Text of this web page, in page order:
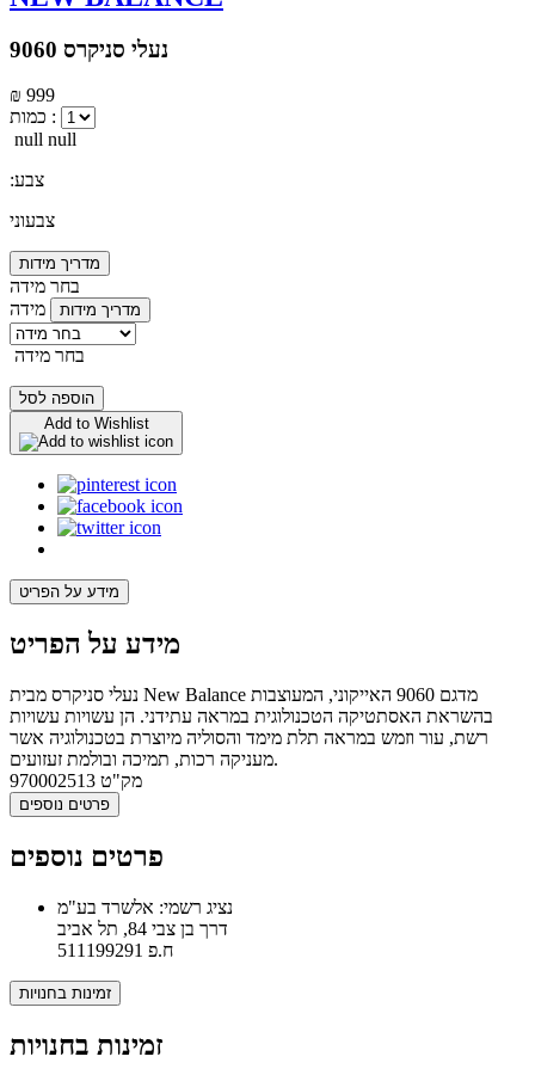
נעלי סניקרס 9060
₪ 999
כמות :
null null
:צבע
צבעוני
מדריך מידות
בחר מידה
מידה
מדריך מידות
בחר מידה
הוספה לסל
Add to Wishlist
מידע על הפריט
מידע על הפריט
נעלי סניקרס מבית New Balance מדגם 9060 האייקוני, המעוצבות
בהשראת האסתטיקה הטכנולוגית במראה עתידני. הן עשויות עשויות
רשת, עור וזמש במראה תלת מימד והסוליה מיוצרת בטכנולוגיה אשר
מעניקה רכות, תמיכה ובולמת זעזועים.
מק"ט 970002513
פרטים נוספים
פרטים נוספים
נציג רשמי: אלשרד בע"מ
דרך בן צבי 84, תל אביב
ח.פ 511199291
זמינות בחנויות
זמינות בחנויות